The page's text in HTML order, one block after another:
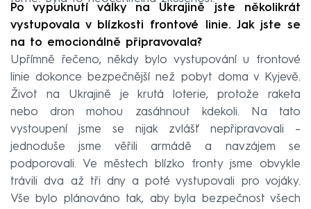
Po vypuknutí války na Ukrajině jste několikrát
vystupovala v blízkosti frontové linie. Jak jste se
na to emocionálně připravovala?
Upřímně řečeno, někdy bylo vystupování u frontové
linie dokonce bezpečnější než pobyt doma v Kyjevě.
Život na Ukrajině je krutá loterie, protože raketa
nebo dron mohou zasáhnout kdekoli. Na tato
vystoupení jsme se nijak zvlášť nepřipravovali –⁠⁠⁠⁠⁠⁠
jednoduše jsme věřili armádě a navzájem se
podporovali. Ve městech blízko fronty jsme obvykle
trávili dva až tři dny a poté vystupovali pro vojáky.
Vše bylo plánováno tak, aby byla bezpečnost všech